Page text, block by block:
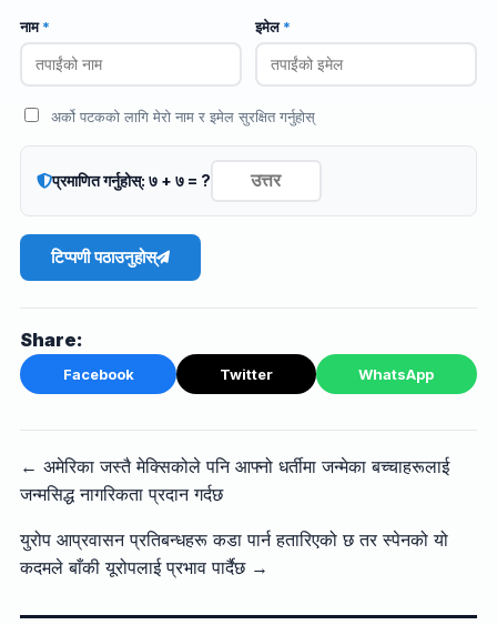
नाम* इमेल*
अर्को पटकको लागि मेरो नाम र इमेल सुरक्षित गर्नुहोस्
प्रमाणित गर्नुहोस्: ७ + ७ = ?
टिप्पणी पठाउनुहोस्
Share:
Facebook Twitter WhatsApp
← अमेरिका जस्तै मेक्सिकोले पनि आफ्नो धर्तीमा जन्मेका बच्चाहरूलाई
जन्मसिद्ध नागरिकता प्रदान गर्दछ
युरोप आप्रवासन प्रतिबन्धहरू कडा पार्न हतारिएको छ तर स्पेनको यो
कदमले बाँकी यूरोपलाई प्रभाव पार्दैछ →